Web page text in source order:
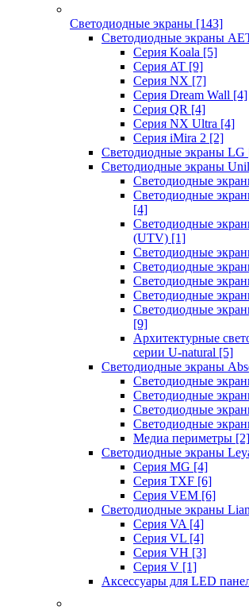
Светодиодные экраны [143]
Светодиодные экраны
Cерия Koala [5]
Серия AT [9]
Серия NX [7]
Серия Dream Wall [4]
Серия QR [4]
Серия NX Ultra [4]
Серия iMira 2 [2]
Светодиодные экраны LG
Светодиодные экраны
Светодиодные
Светодиодные
[4]
Светодиодные
(UTV) [1]
Светодиодные
Светодиодные
Светодиодные
Светодиодные
Светодиодные
[9]
Архитектурные
серии U-natural [5]
Светодиодные экраны
Светодиодные
Светодиодные
Светодиодные
Светодиодные
Медиа периметры [2]
Светодиодные экраны
Серия MG [4]
Серия TXF [6]
Серия VEM [6]
Светодиодные экраны
Серия VA [4]
Серия VL [4]
Серия VH [3]
Серия V [1]
Аксессуары для LED